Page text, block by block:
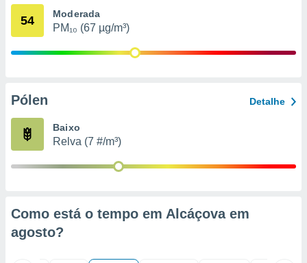
estudos
e
1199
54 Moderada
PM₁₀ (67 µg/m³)
Pólen Detalhe
Baixo
Relva (7 #/m³)
Como está o tempo em Alcáçova em
agosto?